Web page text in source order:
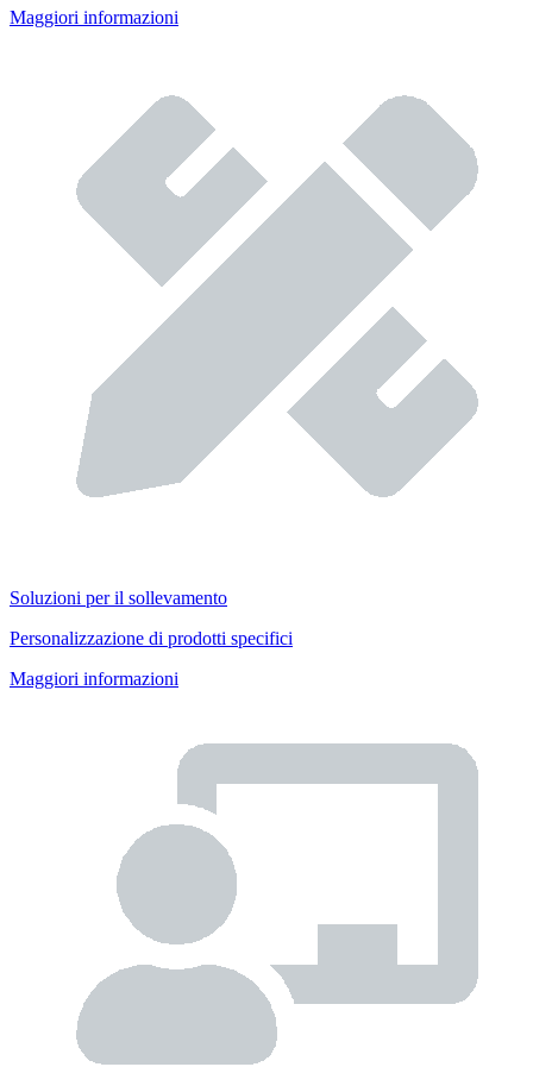
Maggiori informazioni
Soluzioni per il sollevamento
Personalizzazione di prodotti specifici
Maggiori informazioni